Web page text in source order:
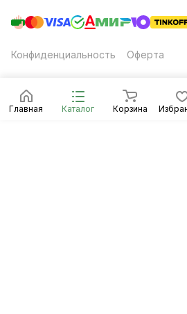
Главная Каталог Корзина
Конфиденциальность Оферта